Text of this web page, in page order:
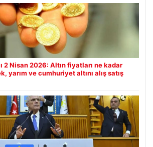
2 Nisan 2026: Altın fiyatları ne kadar
yarım ve cumhuriyet altını alış satış